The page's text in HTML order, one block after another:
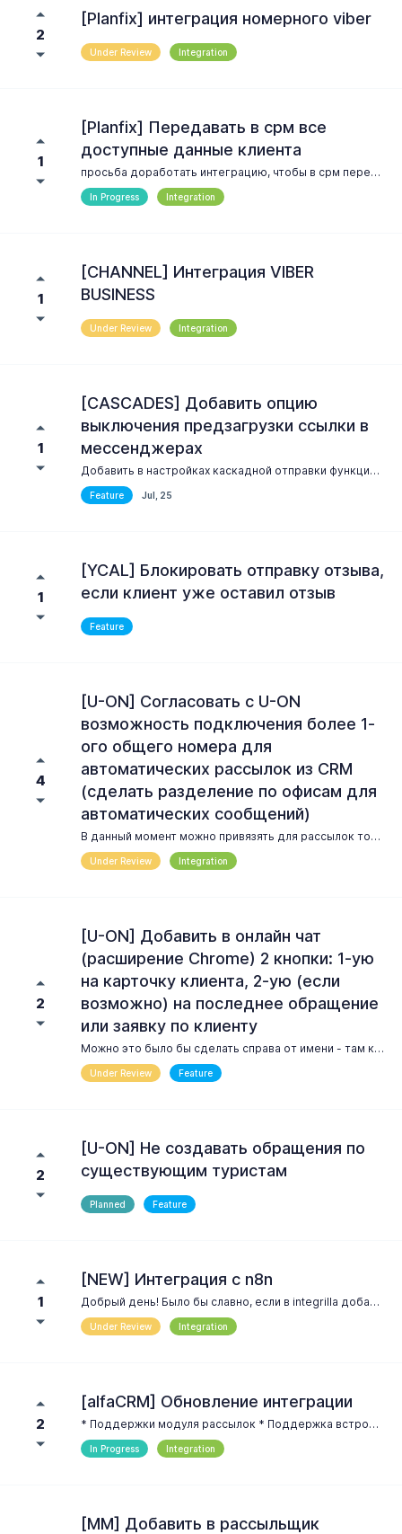
2
[Planfix] интеграция номерного viber
Under Review Integration
1
[Planfix] Передавать в срм все
доступные данные клиента
просьба доработать интеграцию, чтобы в срм передавались все доступные данные клиента, если они видны в телеграмм. А Сейчас насколько понимаю это сильно зависит от настроек приватности клиента в тг. Вместо имени контакта в планфикс передаются цифры
In Progress Integration
1
[CHANNEL] Интеграция VIBER
BUSINESS
Under Review Integration
1
[CASCADES] Добавить опцию
выключения предзагрузки ссылки в
мессенджерах
Добавить в настройках каскадной отправки функцию выключения просмотра ссылок
Feature Jul, 25
1
[YCAL] Блокировать отправку отзыва,
если клиент уже оставил отзыв
Feature
4
[U-ON] Согласовать с U-ON
возможность подключения более 1-
ого общего номера для
автоматических рассылок из CRM
(сделать разделение по офисам для
автоматических сообщений)
В данный момент можно привязять для рассылок только 1 общий номер, что нелогично, например, когда более 1-ого офиса - которые (как в нашем случае) находятся в разных городах. Было бы логично если к каждому городу (офису) в CRM U-ON можно было бы привязать свой общий номер.
Under Review Integration
2
[U-ON] Добавить в онлайн чат
(расширение Chrome) 2 кнопки: 1-ую
на карточку клиента, 2-ую (если
возможно) на последнее обращение
или заявку по клиенту
Можно это было бы сделать справа от имени - там как раз есть место под 2 кнопки. Пример на скриншоте.
Under Review Feature
2
[U-ON] Не создавать обращения по
существующим туристам
Planned Feature
1
[NEW] Интеграция с n8n
Добрый день! Было бы славно, если в integrilla добавили интеграцию с n8n как с albato. К примеру, в срм системе сработал сценарий -> отправил запрос в n8n -> данные прошли по нужному узлу -> далее происходит отправка сообшения в WA через сервис integrilla
Under Review Integration
2
[alfaCRM] Обновление интеграции
* Поддержки модуля рассылок * Поддержка встроенного чата * Поддержка синхронизации переписки Telegram и SMS
In Progress Integration
[MM] Добавить в рассыльщик